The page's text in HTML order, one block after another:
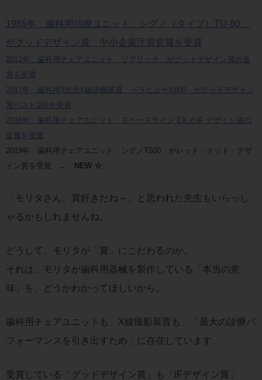
1985年 歯科用治療ユニット シグノ（タイプ）TU-80
がグッドデザイン賞 中小企業庁長官賞を受賞
2012年 歯科用チェアユニット ソアリック がグッドデザイン賞の金
賞を受賞
2017年 歯科用3次元X線診断装置 ベラビューX800 がグッドデザイン
賞ベスト100を受賞
2018年 歯科用チェアユニット スペースライン EX がiF デザイン賞の
金賞を受賞
2019年 歯科用チェアユニット シグノT500 がレッド・ドット・デザ
イン賞を受賞
← NEW ☆
「モリタさん、賞好きだね～」と思われた先生もいらっし
ゃるかもしれませんね。
どうして、モリタが「賞」にこだわるのか。
それは、モリタが歯科用器械を製作している「本当の意
味」を、どうかわかってほしいから。
歯科用チェアユニットも、X線撮影装置も、「最大の診療パ
フォーマンスを引き出すため」に存在しています。
受賞している「グッドデザイン賞」も「iFデザイン賞」